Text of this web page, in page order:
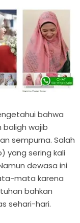
bahwa
wajib
sempurna. Salah
yang sering kali
dewasa ini
mata karena
bahkan
sehari-hari.